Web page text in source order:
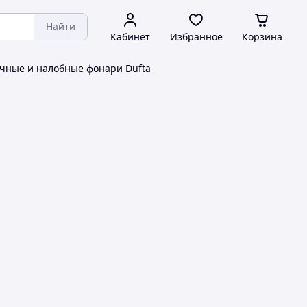
Найти
Кабинет Избранное Корзина
и налобные фонари Dufta